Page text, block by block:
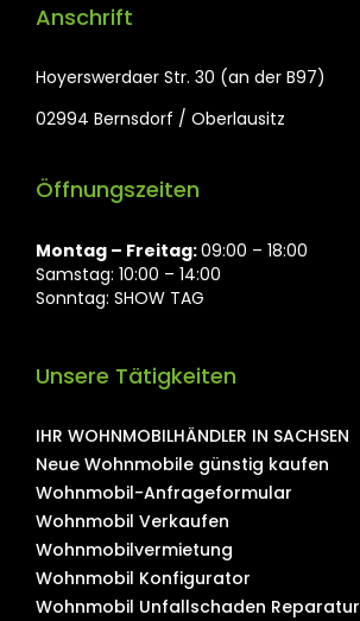
Anschrift
Hoyerswerdaer Str. 30 (an der B97)
02994 Bernsdorf / Oberlausitz
Öffnungszeiten
Montag ⁠– Freitag:09:00 – 18:00
Samstag: 10:00 – 14:00
Sonntag: SHOW TAG
Unsere Tätigkeiten
IHR WOHNMOBILHÄNDLER IN SACHSEN
Neue Wohnmobile günstig kaufen
Wohnmobil-Anfrageformular
Wohnmobil Verkaufen
Wohnmobilvermietung
Wohnmobil Konfigurator
Wohnmobil Unfallschaden Reparatur